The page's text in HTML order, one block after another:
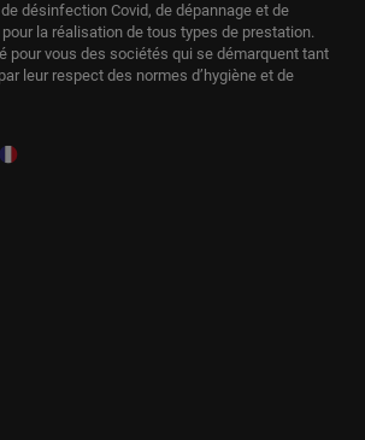
désinfection Covid, de dépannage et de
la réalisation de tous types de prestation.
pour vous des sociétés qui se démarquent tant
leur respect des normes d’hygiène et de